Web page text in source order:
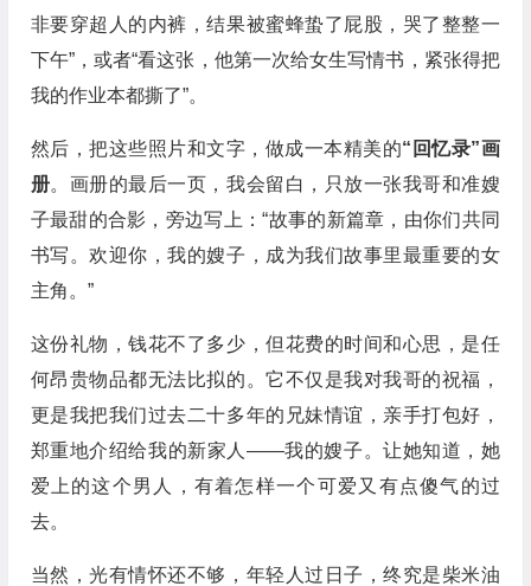
非要穿超人的内裤，结果被蜜蜂蛰了屁股，哭了整整一
下午”，或者“看这张，他第一次给女生写情书，紧张得把
我的作业本都撕了”。
然后，把这些照片和文字，做成一本精美的“回忆录”画
册。画册的最后一页，我会留白，只放一张我哥和准嫂
子最甜的合影，旁边写上：“故事的新篇章，由你们共同
书写。欢迎你，我的嫂子，成为我们故事里最重要的女
主角。”
这份礼物，钱花不了多少，但花费的时间和心思，是任
何昂贵物品都无法比拟的。它不仅是我对我哥的祝福，
更是我把我们过去二十多年的兄妹情谊，亲手打包好，
郑重地介绍给我的新家人——我的嫂子。让她知道，她
爱上的这个男人，有着怎样一个可爱又有点傻气的过
去。
当然，光有情怀还不够，年轻人过日子，终究是柴米油